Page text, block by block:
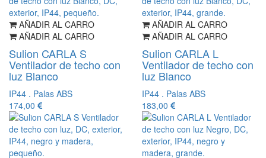
AÑADIR AL CARRO
AÑADIR AL CARRO
Sulion CARLA S
Ventilador de techo con
luz Blanco
IP44 . Palas ABS
174,00
AÑADIR AL CARRO
AÑADIR AL CARRO
Sulion CARLA L
Ventilador de techo con
luz Blanco
IP44 . Palas ABS
183,00